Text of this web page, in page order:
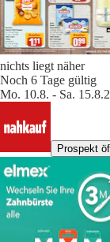
nichts liegt näher
Noch 6 Tage gültig
Mo. 10.8. - Sa.
Prospekt